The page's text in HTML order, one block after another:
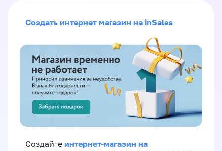
Создать интернет магазин на inSales
Создайте интернет-магазин на